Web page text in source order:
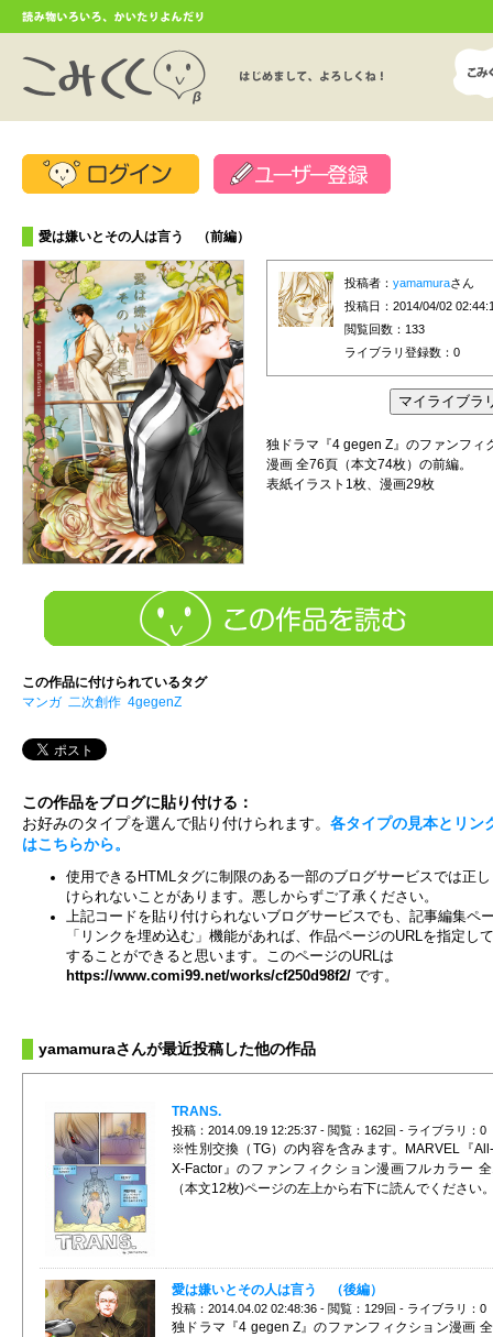
愛は嫌いとその人は言う （前編）
投稿者： yamamuraさん
投稿日：2014/04/02
閲覧回数：133
ライブラリ登録数： 0
独ドラマ『4 gegen Z』のファンフィ
漫画 全76頁（本文74枚）の前編。
表紙イラスト1枚、漫画29枚
この作品に付けられているタグ
マンガ 二次創作 4gegenZ
この作品をブログに貼り付ける：
お好みのタイプを選んで貼り付けられます。 各タイプの見本とリン
はこちらから。
使用できるHTMLタグに制限のある一部のブログサービスでは正
けられないことがあります。悪しからずご了承ください。
上記コードを貼り付けられないブログサービスでも、記事編集ペ
「リンクを埋め込む」機能があれば、作品ページのURLを指定し
することができると思います。このページのURLは
https://www.comi99.net/works/cf250d98f2/ です。
yamamuraさんが最近投稿した他の作品
TRANS.
投稿：2014.09.19 12:25:37 - 閲覧：162回 - ライブラリ：0
※性別交換（TG）の内容を含みます。MARVEL『
X-Factor』のファンフィクション漫画フルカラー
（本文12枚)ページの左上から右下に読んでください
愛は嫌いとその人は言う （後編）
投稿：2014.04.02 02:48:36 - 閲覧：129回 - ライブラリ：0
独ドラマ『4 gegen Z』のファンフィクション漫画